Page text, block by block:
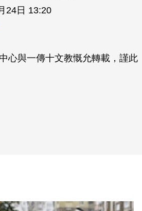
24日 13:20
心與一傳十文教慨允轉載，謹此